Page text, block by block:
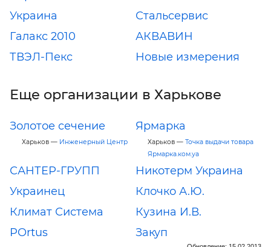
Украина
Стальсервис
Галакс 2010
АКВАВИН
ТВЭЛ-Пекс
Новые измерения
Еще организации в Харькове
Золотое сечение
Харьков — Инженерный Центр
Ярмарка
Харьков — Точка выдачи товара
Ярмарка.ком.уа
САНТЕР-ГРУПП
Никотерм Украина
Украинец
Клочко А.Ю.
Климат Система
Кузина И.В.
POrtus
Закуп